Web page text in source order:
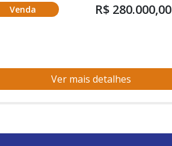
Venda R$ 280.000,00
Ver mais detalhes